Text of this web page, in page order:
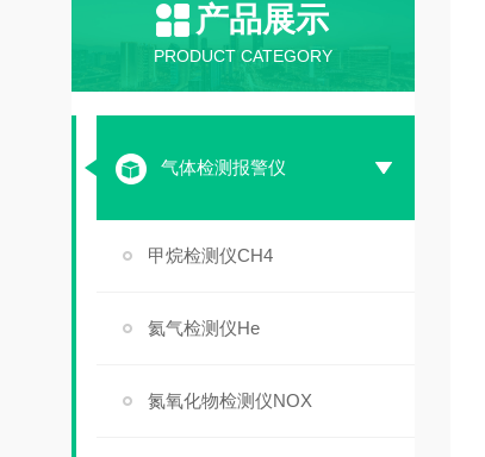
产品展示
PRODUCT CATEGORY
气体检测报警仪
甲烷检测仪CH4
氦气检测仪He
氮氧化物检测仪NOX